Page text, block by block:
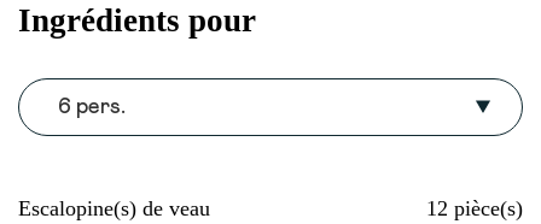
Ingrédients pour
6 pers.
Escalopine(s) de veau 12 pièce(s)